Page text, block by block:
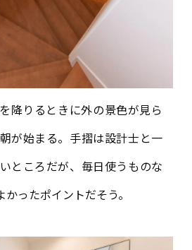
降りるときに外の景色が見ら
が始まる。手摺は設計士と一
ところだが、毎日使うものな
ったポイントだそう。